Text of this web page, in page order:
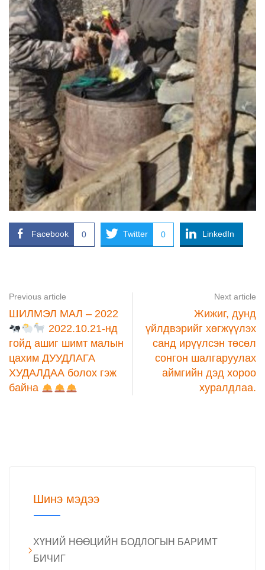
Facebook 0 Twitter 0 LinkedIn
Previous article
ШИЛМЭЛ МАЛ – 2022
2022.10.21-нд
гойд ашиг шимт малын
цахим ДУУДЛАГА
ХУДАЛДАА болох гэж
байна
Next article
Жижиг, дунд
үйлдвэрийг хөгжүүлэх
санд ирүүлсэн төсөл
сонгон шалгаруулах
аймгийн дэд хороо
хуралдлаа.
Шинэ мэдээ
ХҮНИЙ НӨӨЦИЙН БОДЛОГЫН БАРИМТ
БИЧИГ